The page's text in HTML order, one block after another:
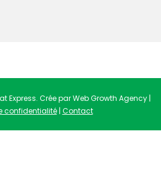
Express. Crée par Web Growth Agency |
confidentialité| Contact